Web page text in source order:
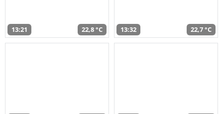
13:21 22,8 °C 13:32 22,7 °C